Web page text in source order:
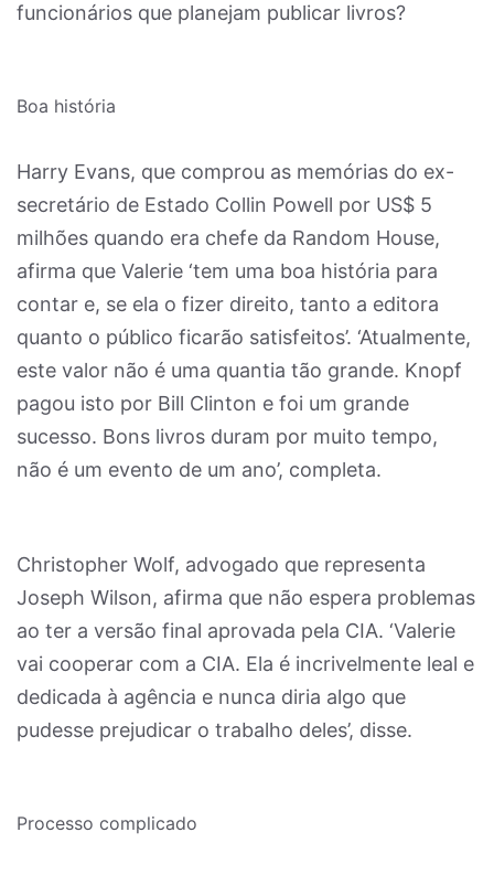
funcionários que planejam publicar livros?
Boa história
Harry Evans, que comprou as memórias do ex-
secretário de Estado Collin Powell por US$ 5
milhões quando era chefe da Random House,
afirma que Valerie ‘tem uma boa história para
contar e, se ela o fizer direito, tanto a editora
quanto o público ficarão satisfeitos’. ‘Atualmente,
este valor não é uma quantia tão grande. Knopf
pagou isto por Bill Clinton e foi um grande
sucesso. Bons livros duram por muito tempo,
não é um evento de um ano’, completa.
Christopher Wolf, advogado que representa
Joseph Wilson, afirma que não espera problemas
ao ter a versão final aprovada pela CIA. ‘Valerie
vai cooperar com a CIA. Ela é incrivelmente leal e
dedicada à agência e nunca diria algo que
pudesse prejudicar o trabalho deles’, disse.
Processo complicado